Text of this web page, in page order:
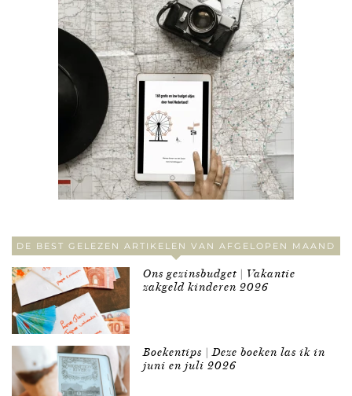
DE BEST GELEZEN ARTIKELEN VAN AFGELOPEN MAAND
Ons gezinsbudget | Vakantie
zakgeld kinderen 2026
Boekentips | Deze boeken las ik in
juni en juli 2026